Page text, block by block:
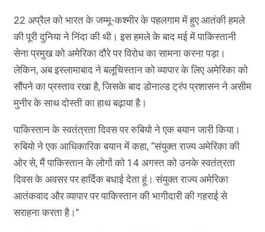
22 अप्रैल को भारत के जम्मू-कश्मीर के पहलगाम में हुए आतंकी हमले
की पूरी दुनिया ने निंदा की थी। इस हमले के बाद मई में पाकिस्तानी
सेना प्रमुख को अमेरिका दौरे पर विरोध का सामना करना पड़ा।
लेकिन, अब इस्लामाबाद ने बलूचिस्तान को व्यापार के लिए अमेरिका को
सौंपने का प्रस्ताव रखा है, जिसके बाद डोनाल्ड ट्रंप प्रशासन ने असीम
मुनीर के साथ दोस्ती का हाथ बढ़ाया है।
पाकिस्तान के स्वतंत्रता दिवस पर रुबियो ने एक बयान जारी किया।
रुबियो ने एक आधिकारिक बयान में कहा, “संयुक्त राज्य अमेरिका की
ओर से, मैं पाकिस्तान के लोगों को 14 अगस्त को उनके स्वतंत्रता
दिवस के अवसर पर हार्दिक बधाई देता हूं। संयुक्त राज्य अमेरिका
आतंकवाद और व्यापार पर पाकिस्तान की भागीदारी की गहराई से
सराहना करता है।”